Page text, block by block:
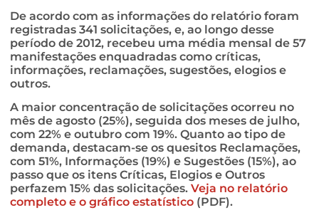
De acordo com as informações do relatório foram
registradas 341 solicitações, e, ao longo desse
período de 2012, recebeu uma média mensal de 57
manifestações enquadradas como críticas,
informações, reclamações, sugestões, elogios e
outros.
A maior concentração de solicitações ocorreu no
mês de agosto (25%), seguida dos meses de julho,
com 22% e outubro com 19%. Quanto ao tipo de
demanda, destacam-se os quesitos Reclamações,
com 51%, Informações (19%) e Sugestões (15%), ao
passo que os itens Críticas, Elogios e Outros
perfazem 15% das solicitações. Veja no relatório
completo e o gráfico estatístico (PDF).